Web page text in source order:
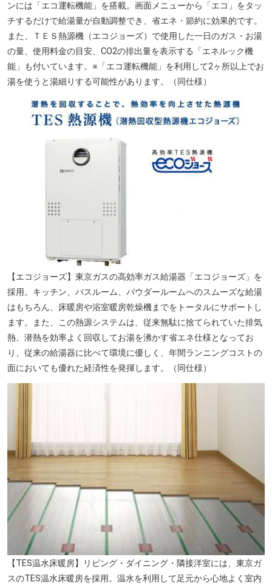
ンには「エコ運転機能」を搭載。画面メニューから「エコ」をタッ
チするだけで給湯量が自動調整でき、省エネ・節約に効果的です。
また、ＴＥＳ熱源機（エコジョーズ）で使用した一日のガス・お湯
の量、使用料金の目安、CO2の排出量を表示する「エネルック機
能」も付いています。※「エコ運転機能」を利用して2ヶ所以上でお
湯を使うと湯細りする可能性があります。（同仕様）
【エコジョーズ】東京ガスの高効率ガス給湯器「エコジョーズ」を
採用。キッチン、バスルーム、パウダールームへのスムーズな給湯
はもちろん、床暖房や浴室暖房乾燥機までをトータルにサポートし
ます。また、この熱源システムは、従来無駄に捨てられていた排気
熱、潜熱を効率よく回収してお湯を沸かす省エネ仕様となってお
り、従来の給湯器に比べて環境に優しく、年間ランニングコストの
面においても優れた経済性を発揮します。（同仕様）
【TES温水床暖房】リビング・ダイニング・隣接洋室には、東京ガ
スのTES温水床暖房を採用。温水を利用して足元から心地よく室内